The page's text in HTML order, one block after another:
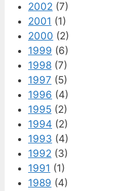
2002 (7)
2001 (1)
2000 (2)
1999 (6)
1998 (7)
1997 (5)
1996 (4)
1995 (2)
1994 (2)
1993 (4)
1992 (3)
1991 (1)
1989 (4)